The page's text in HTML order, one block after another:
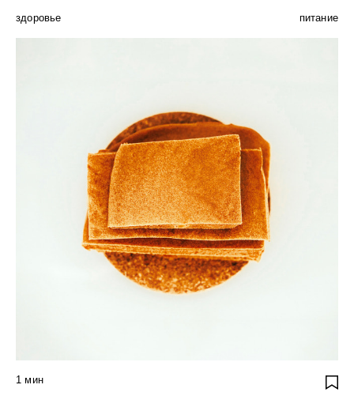
здоровье питание
1 мин